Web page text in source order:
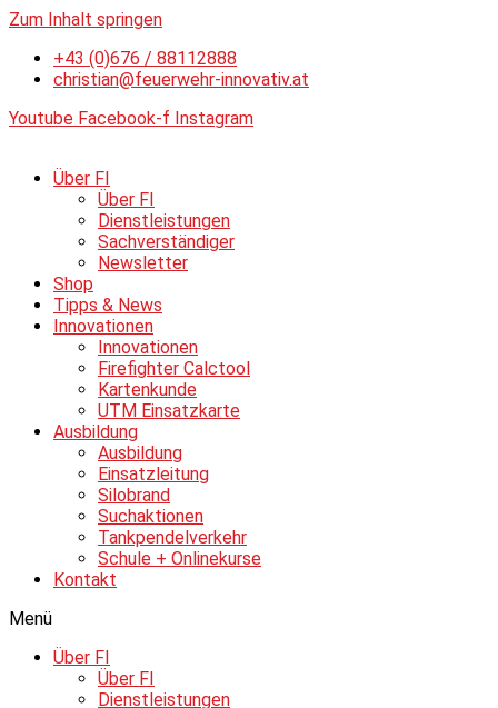
Zum Inhalt springen
+43 (0)676 / 88112888
christian@feuerwehr-innovativ.at
Youtube Facebook-f Instagram
Über FI
Über FI
Dienstleistungen
Sachverständiger
Newsletter
Shop
Tipps & News
Innovationen
Innovationen
Firefighter Calctool
Kartenkunde
UTM Einsatzkarte
Ausbildung
Ausbildung
Einsatzleitung
Silobrand
Suchaktionen
Tankpendelverkehr
Schule + Onlinekurse
Kontakt
Menü
Über FI
Über FI
Dienstleistungen